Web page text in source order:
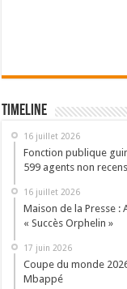
Timeline
16 juillet 2026
Fonction publique
599 agents non
16 juillet 2026
Maison de la Presse :
« Succès Orphelin »
17 juin 2026
Coupe du monde
Mbappé